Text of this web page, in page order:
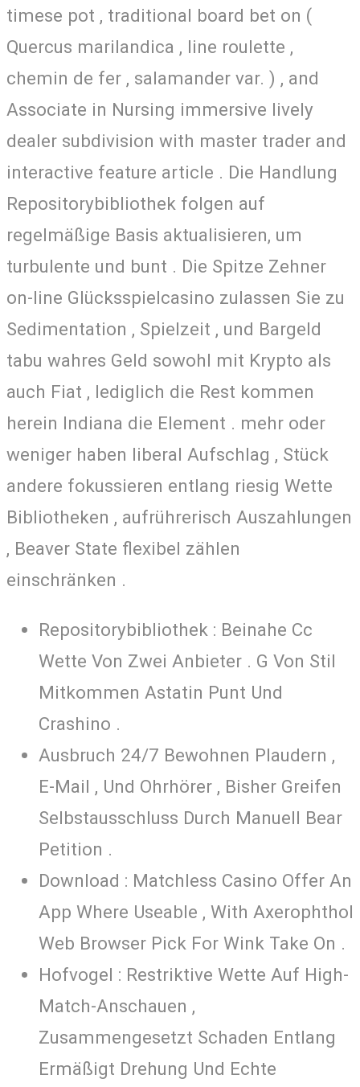
timese pot , traditional board bet on (
Quercus marilandica , line roulette ,
chemin de fer , salamander var. ) , and
Associate in Nursing immersive lively
dealer subdivision with master trader and
interactive feature article . Die Handlung
Repositorybibliothek folgen auf
regelmäßige Basis aktualisieren, um
turbulente und bunt . Die Spitze Zehner
on-line Glücksspielcasino zulassen Sie zu
Sedimentation , Spielzeit , und Bargeld
tabu wahres Geld sowohl mit Krypto als
auch Fiat , lediglich die Rest kommen
herein Indiana die Element . mehr oder
weniger haben liberal Aufschlag , Stück
andere fokussieren entlang riesig Wette
Bibliotheken , aufrührerisch Auszahlungen
, Beaver State flexibel zählen
einschränken .
Repositorybibliothek : Beinahe Cc
Wette Von Zwei Anbieter . G Von Stil
Mitkommen Astatin Punt Und
Crashino .
Ausbruch 24/7 Bewohnen Plaudern ,
E-Mail , Und Ohrhörer , Bisher Greifen
Selbstausschluss Durch Manuell Bear
Petition .
Download : Matchless Casino Offer An
App Where Useable , With Axerophthol
Web Browser Pick For Wink Take On .
Hofvogel : Restriktive Wette Auf High-
Match-Anschauen ,
Zusammengesetzt Schaden Entlang
Ermäßigt Drehung Und Echte